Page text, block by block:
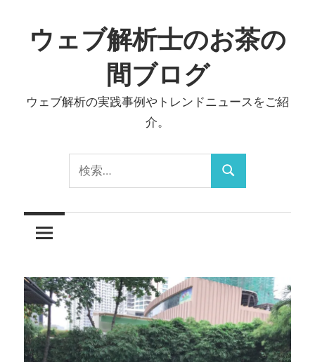
ン
へ
ウェブ解析士のお茶の
間ブログ
ウェブ解析の実践事例やトレンドニュースをご紹
介。
索:
検